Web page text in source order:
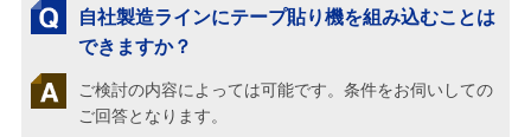
自社製造ラインにテープ貼り機を組み込むことは
できますか？
ご検討の内容によっては可能です。条件をお伺いしての
ご回答となります。